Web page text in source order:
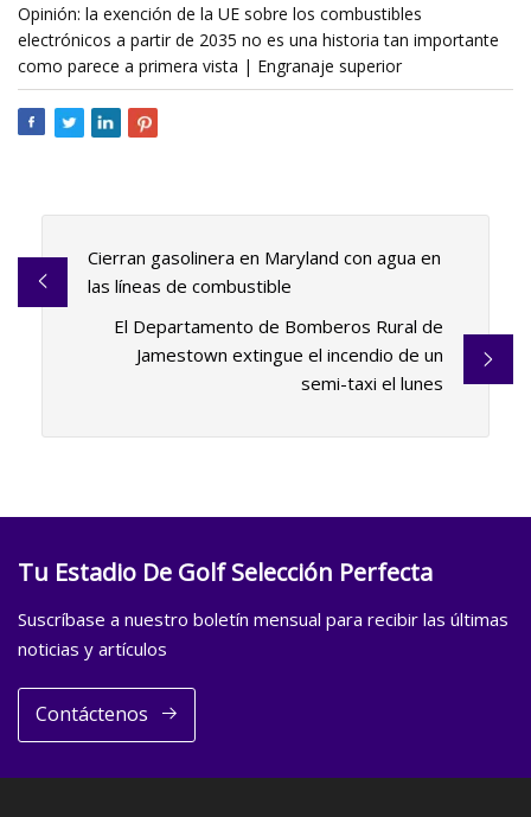
Opinión: la exención de la UE sobre los combustibles
electrónicos a partir de 2035 no es una historia tan importante
como parece a primera vista | Engranaje superior
Cierran gasolinera en Maryland con agua en
las líneas de combustible
El Departamento de Bomberos Rural de
Jamestown extingue el incendio de un
semi-taxi el lunes
Tu Estadio De Golf Selección Perfecta
Suscríbase a nuestro boletín mensual para recibir las últimas
noticias y artículos
Contáctenos